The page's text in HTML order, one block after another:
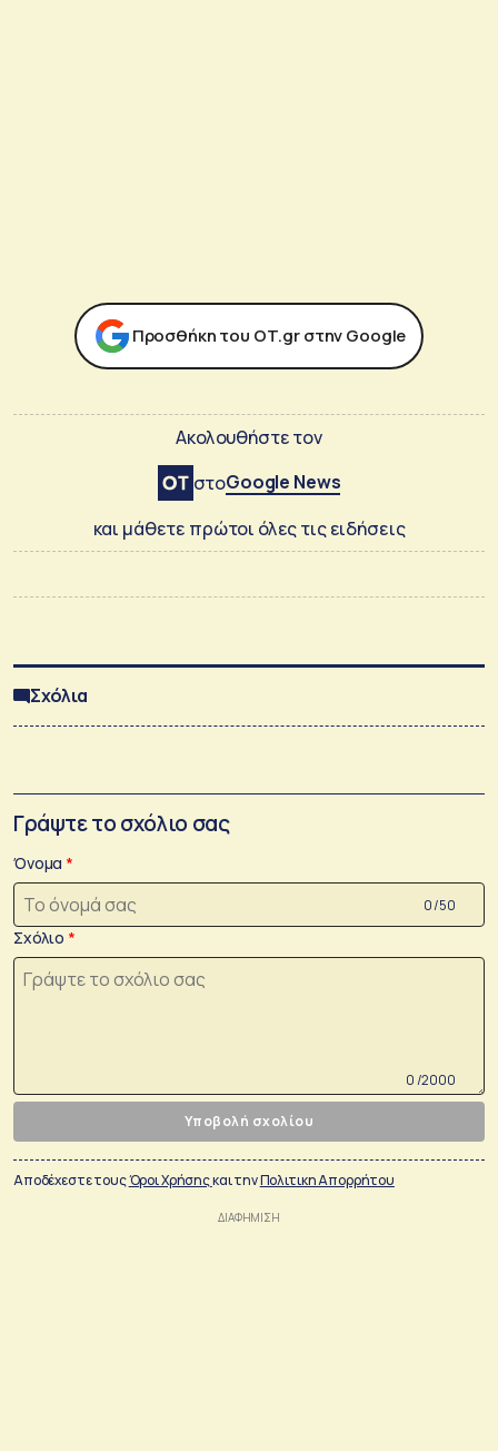
Προσθήκη του ΟΤ.gr στην Google
Ακολουθήστε τον
στοGoogle News
και μάθετε πρώτοι όλες τις ειδήσεις
Σχόλια
Γράψτε το σχόλιο σας
Όνομα
0 /50
Σχόλιο
0 /2000
Υποβολή σχολίου
Αποδέχεστε τουςΌροι Χρήσηςκαι τηνΠολιτικη Απορρήτου